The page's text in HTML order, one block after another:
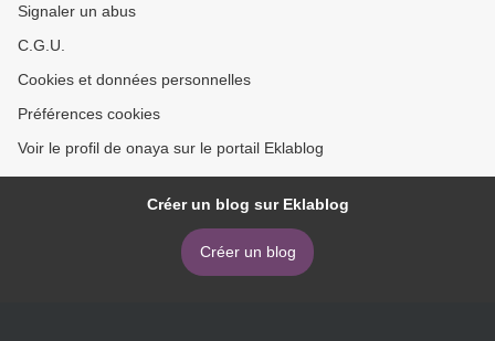
Signaler un abus
C.G.U.
Cookies et données personnelles
Préférences cookies
Voir le profil de onaya sur le portail Eklablog
Créer un blog sur Eklablog
Créer un blog